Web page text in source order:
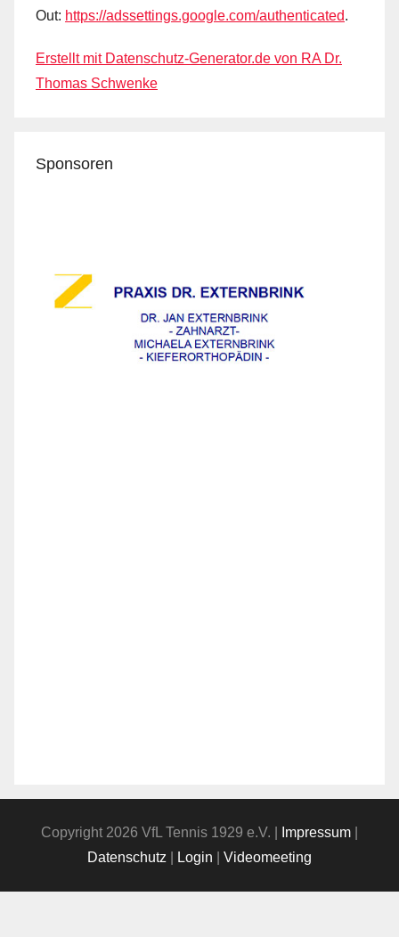
Out: https://adssettings.google.com/authenticated.
Erstellt mit Datenschutz-Generator.de von RA Dr.
Thomas Schwenke
Sponsoren
Copyright 2026 VfL Tennis 1929 e.V. | Impressum
Datenschutz
Login Videomeeting